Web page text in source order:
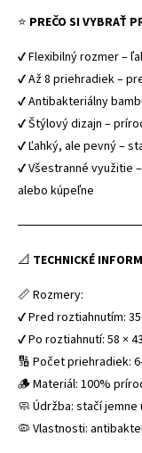
⭐ PREČO SI VYBRAŤ
✔ Flexibilný rozmer –
✔ Až 8 priehradiek –
✔ Antibakteriálny
✔ Štýlový dizajn –
✔ Ľahký, ale pevný –
✔ Všestranné využitie
alebo kúpeľne
📐 TECHNICKÉ
📏 Rozmery:
✔ Pred roztiahnutím: 35
✔ Po roztiahnutí: 58 ×
🔢 Počet priehradiek:
🪵 Materiál: 100%
🧼 Údržba: stačí
🦠 Vlastnosti: